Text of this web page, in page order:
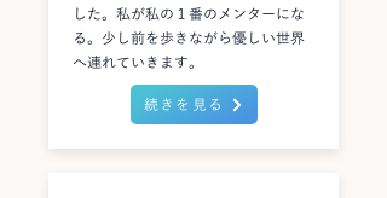
した。私が私の１番のメンターにな
る。少し前を歩きながら優しい世界
へ連れていきます。
続きを見る